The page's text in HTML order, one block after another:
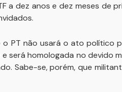
a dez anos e dez meses de
o PT não usará o ato político
e será homologada no
Sabe-se, porém, que